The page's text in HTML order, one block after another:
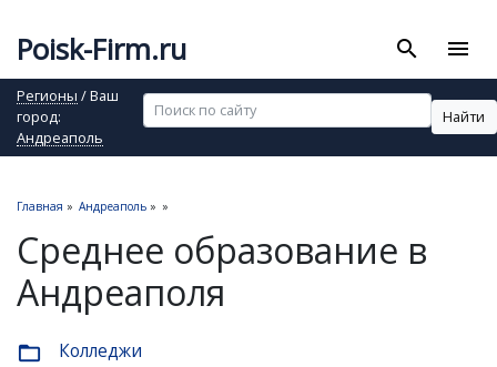
Poisk-Firm.ru search menu
Регионы / Ваш
город:
Андреаполь
Найти
Главная » Андреаполь » »
Среднее образование в
Андреаполя
folder_open Колледжи